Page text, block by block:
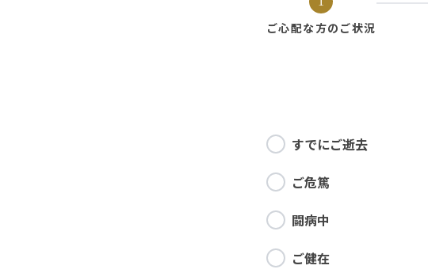
ご心配な方の ご状況
すでにご逝去
ご危篤
闘病中
ご健在